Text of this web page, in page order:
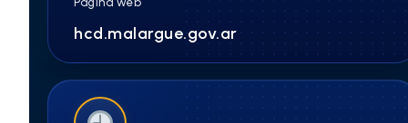
hcd.malargue.gov.ar